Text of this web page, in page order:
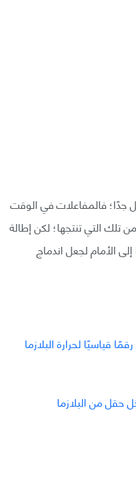
جدًا؛ فالمفاعلات في الوقت
تلك التي تنتجها؛ لكن إطالة
الأمام لجعل اندماج
قياسيًا لحرارة البلازما
حقل من البلازما